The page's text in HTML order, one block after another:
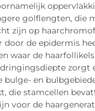
golflengten, die
zijn op
door de epidermis
waar de
zorgt
bulge- en
die stamcellen
voor de